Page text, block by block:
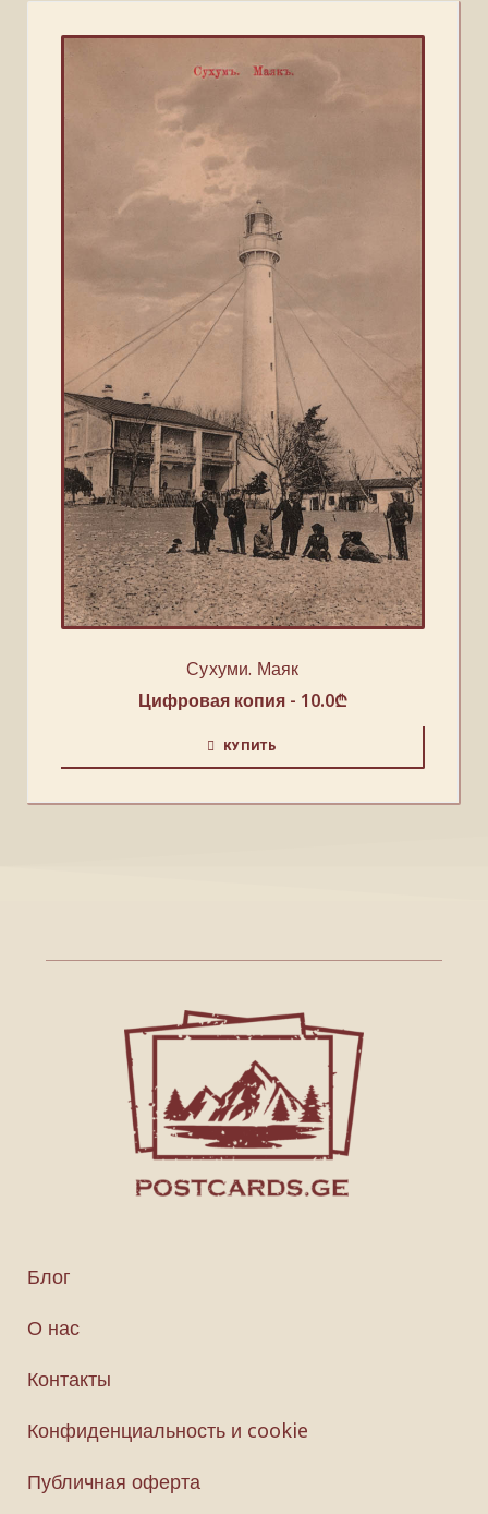
Сухуми. Маяк
Цифровая копия - 10.0₾
КУПИТЬ
Блог
О нас
Контакты
Конфиденциальность и cookie
Публичная оферта